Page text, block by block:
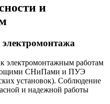
и
электромонтажным работам
СНиПами и ПУЭ
установок). Соблюдение
и надежной работы